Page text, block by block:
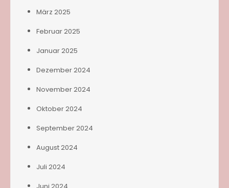
März 2025
Februar 2025
Januar 2025
Dezember 2024
November 2024
Oktober 2024
September 2024
August 2024
Juli 2024